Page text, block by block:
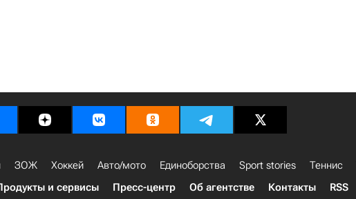
ЗОЖ Хоккей Авто/мото Единоборства Sport stories Теннис
и сервисы Пресс-центр Об агентстве Контакты RSS